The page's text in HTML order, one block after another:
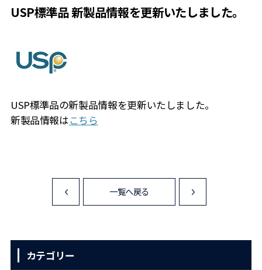
USP標準品 新製品情報を更新いたしました。
USP標準品の新製品情報を更新いたしました。
新製品情報はこちら
<
一覧へ戻る
カテゴリー